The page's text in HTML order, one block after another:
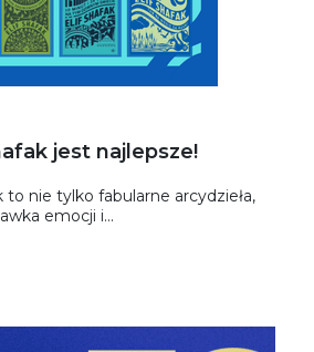
jest najlepsze!
to nie tylko fabularne arcydzieła,
emocji i...